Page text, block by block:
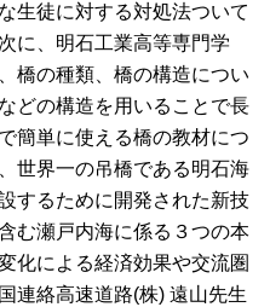
生徒に対する対処法ついて
に、明石工業高等専門学
橋の種類、橋の構造につい
どの構造を用いることで長
簡単に使える橋の教材につ
世界一の吊橋である明石海
するために開発された新技
む瀬戸内海に係る３つの本
化による経済効果や交流圏
連絡高速道路(株) 遠山先生